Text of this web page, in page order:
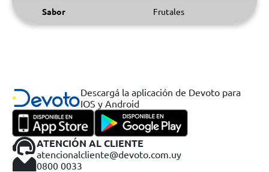
Sabor Frutales
Descargá la aplicación de Devoto para
IOS y Android
ATENCIÓN AL CLIENTE
atencionalcliente@devoto.com.uy
0800 0033